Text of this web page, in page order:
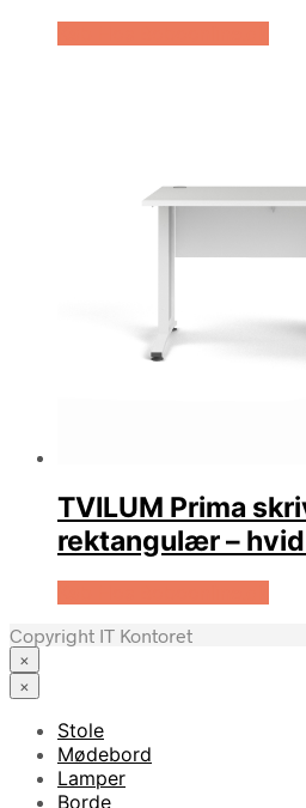
TVILUM Prima
rektangulær –
Copyright IT Kontoret
×
×
Stole
Mødebord
Lamper
Borde